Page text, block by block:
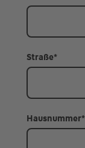
Straße*
Hausnummer*